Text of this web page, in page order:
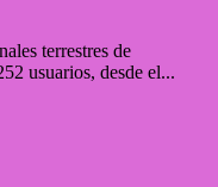
terrestres de
usuarios, desde el...